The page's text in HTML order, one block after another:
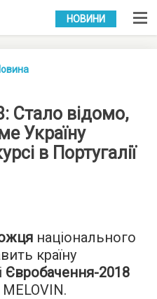
УКР РУС
НОВИНИ
Стало відомо,
Україну
в Португалії
національного
країну
Євробачення-2018